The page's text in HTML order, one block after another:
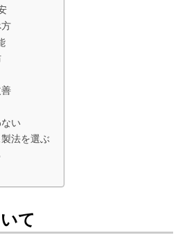
い
法を選ぶ
て